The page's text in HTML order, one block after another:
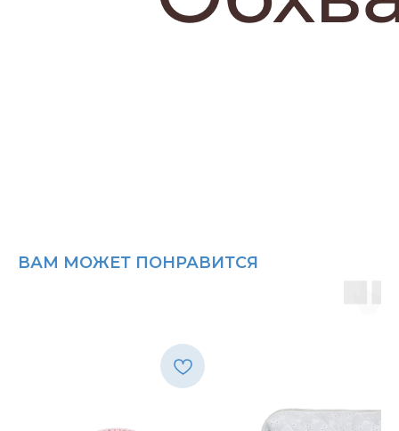
ВАМ МОЖЕТ ПОНРАВИТСЯ